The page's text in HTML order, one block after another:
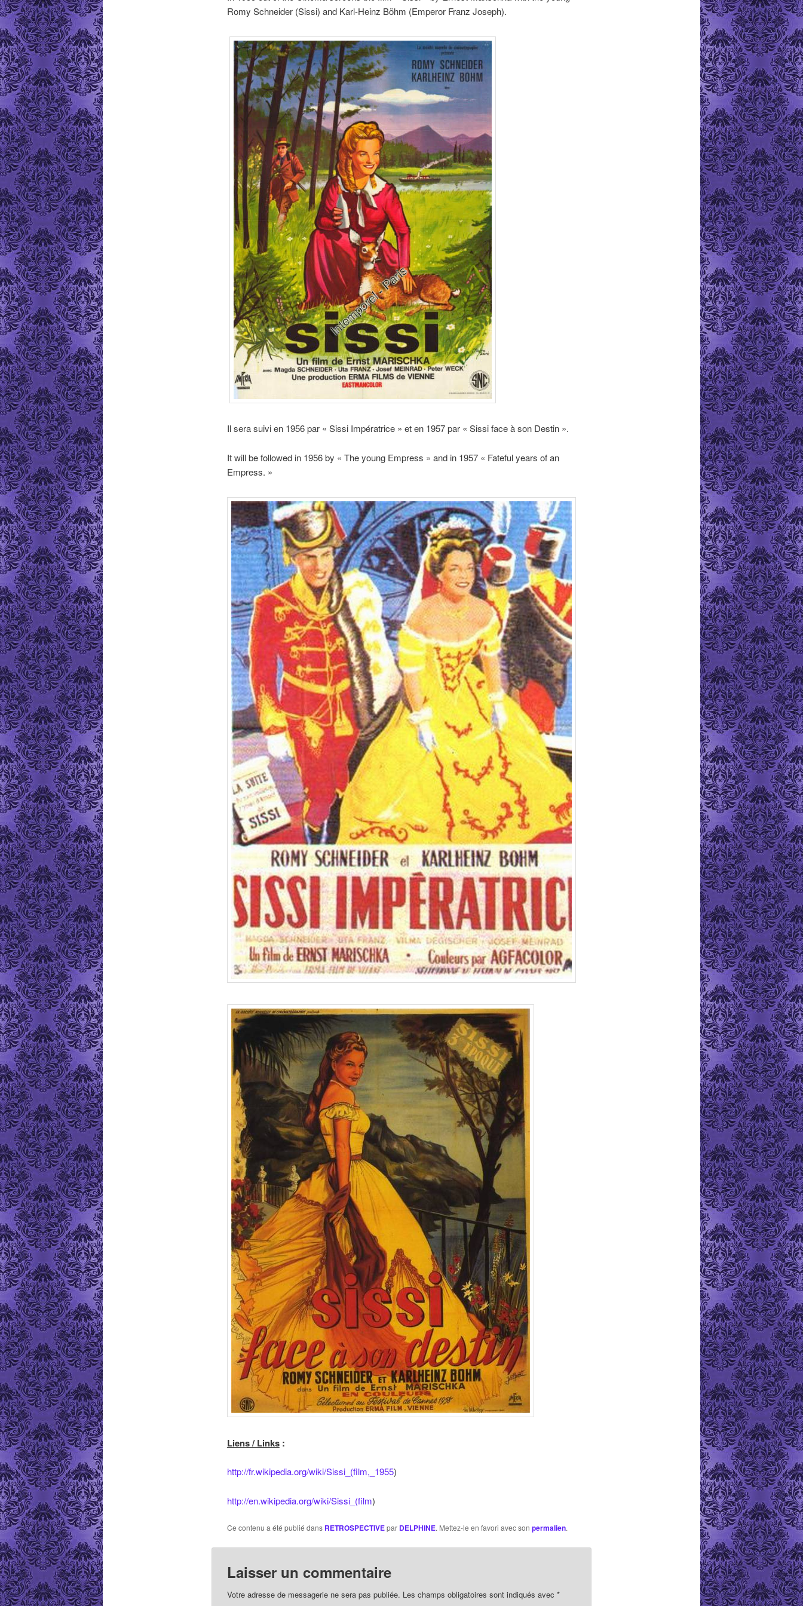
Romy Schneider (Sissi) and Karl-Heinz Böhm (Emperor Franz Joseph).
Il sera suivi en 1956 par « Sissi Impératrice » et en 1957 par « Sissi face à son Destin ».
It will be followed in 1956 by « The young Empress » and in 1957 « Fateful years of an
Empress. »
Liens / Links:
http://fr.wikipedia.org/wiki/Sissi_(film,_1955)
http://en.wikipedia.org/wiki/Sissi_(film)
Ce contenu a été publié dans RETROSPECTIVEpar DELPHINE. Mettez-le en favori avec son permalien.
Laisser un commentaire
Votre adresse de messagerie ne sera pas publiée. Les champs obligatoires sont indiqués avec *